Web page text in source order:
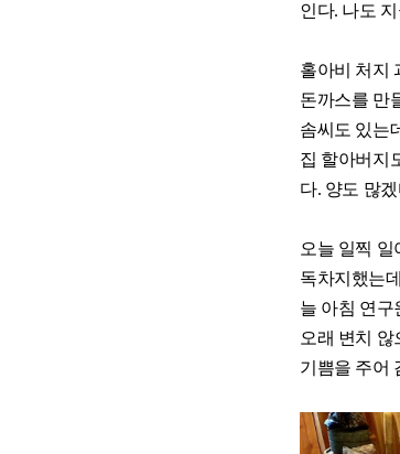
인다. 나도
홀아비 처지
돈까스를 만
솜씨도 있는
집 할아버지
다. 양도 많
오늘 일찍
독차지했는
늘 아침 연구
오래 변치
기쁨을 주어